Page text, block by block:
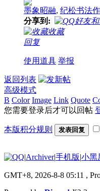
墨象昭融, 纪松书法
分享到:
收藏
回复
使用道具 举报
返回列表
高级模式
B Color Image Link Quote
您需要登录后才可以回帖
本版积分规则 发表回复
|Archiver|手机版|小黑
GMT+8, 2026-8-8 05:11 ,